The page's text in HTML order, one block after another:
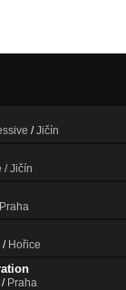
/Jičín
/ Jičín
Praha
/ Hořice
/ Praha